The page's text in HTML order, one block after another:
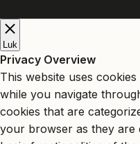
Luk
Privacy Overview
This website uses
while you navigate
cookies that are
your browser as they